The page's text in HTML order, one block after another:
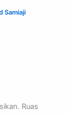
Samiaji
Ruas